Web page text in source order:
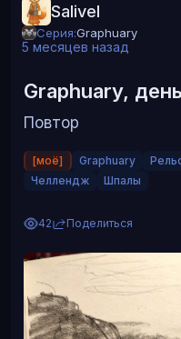
Salivel
Серия:Graphuary
5 месяцев назад
Graphuary,
Повтор
[моё] Graphuary
Челлендж
Шпалы
42 Поделиться